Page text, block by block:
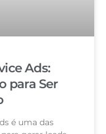
Ads:
para Ser
é uma das